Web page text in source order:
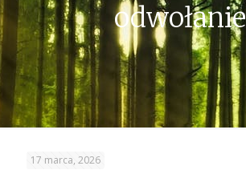
odwołanie
17 marca, 2026